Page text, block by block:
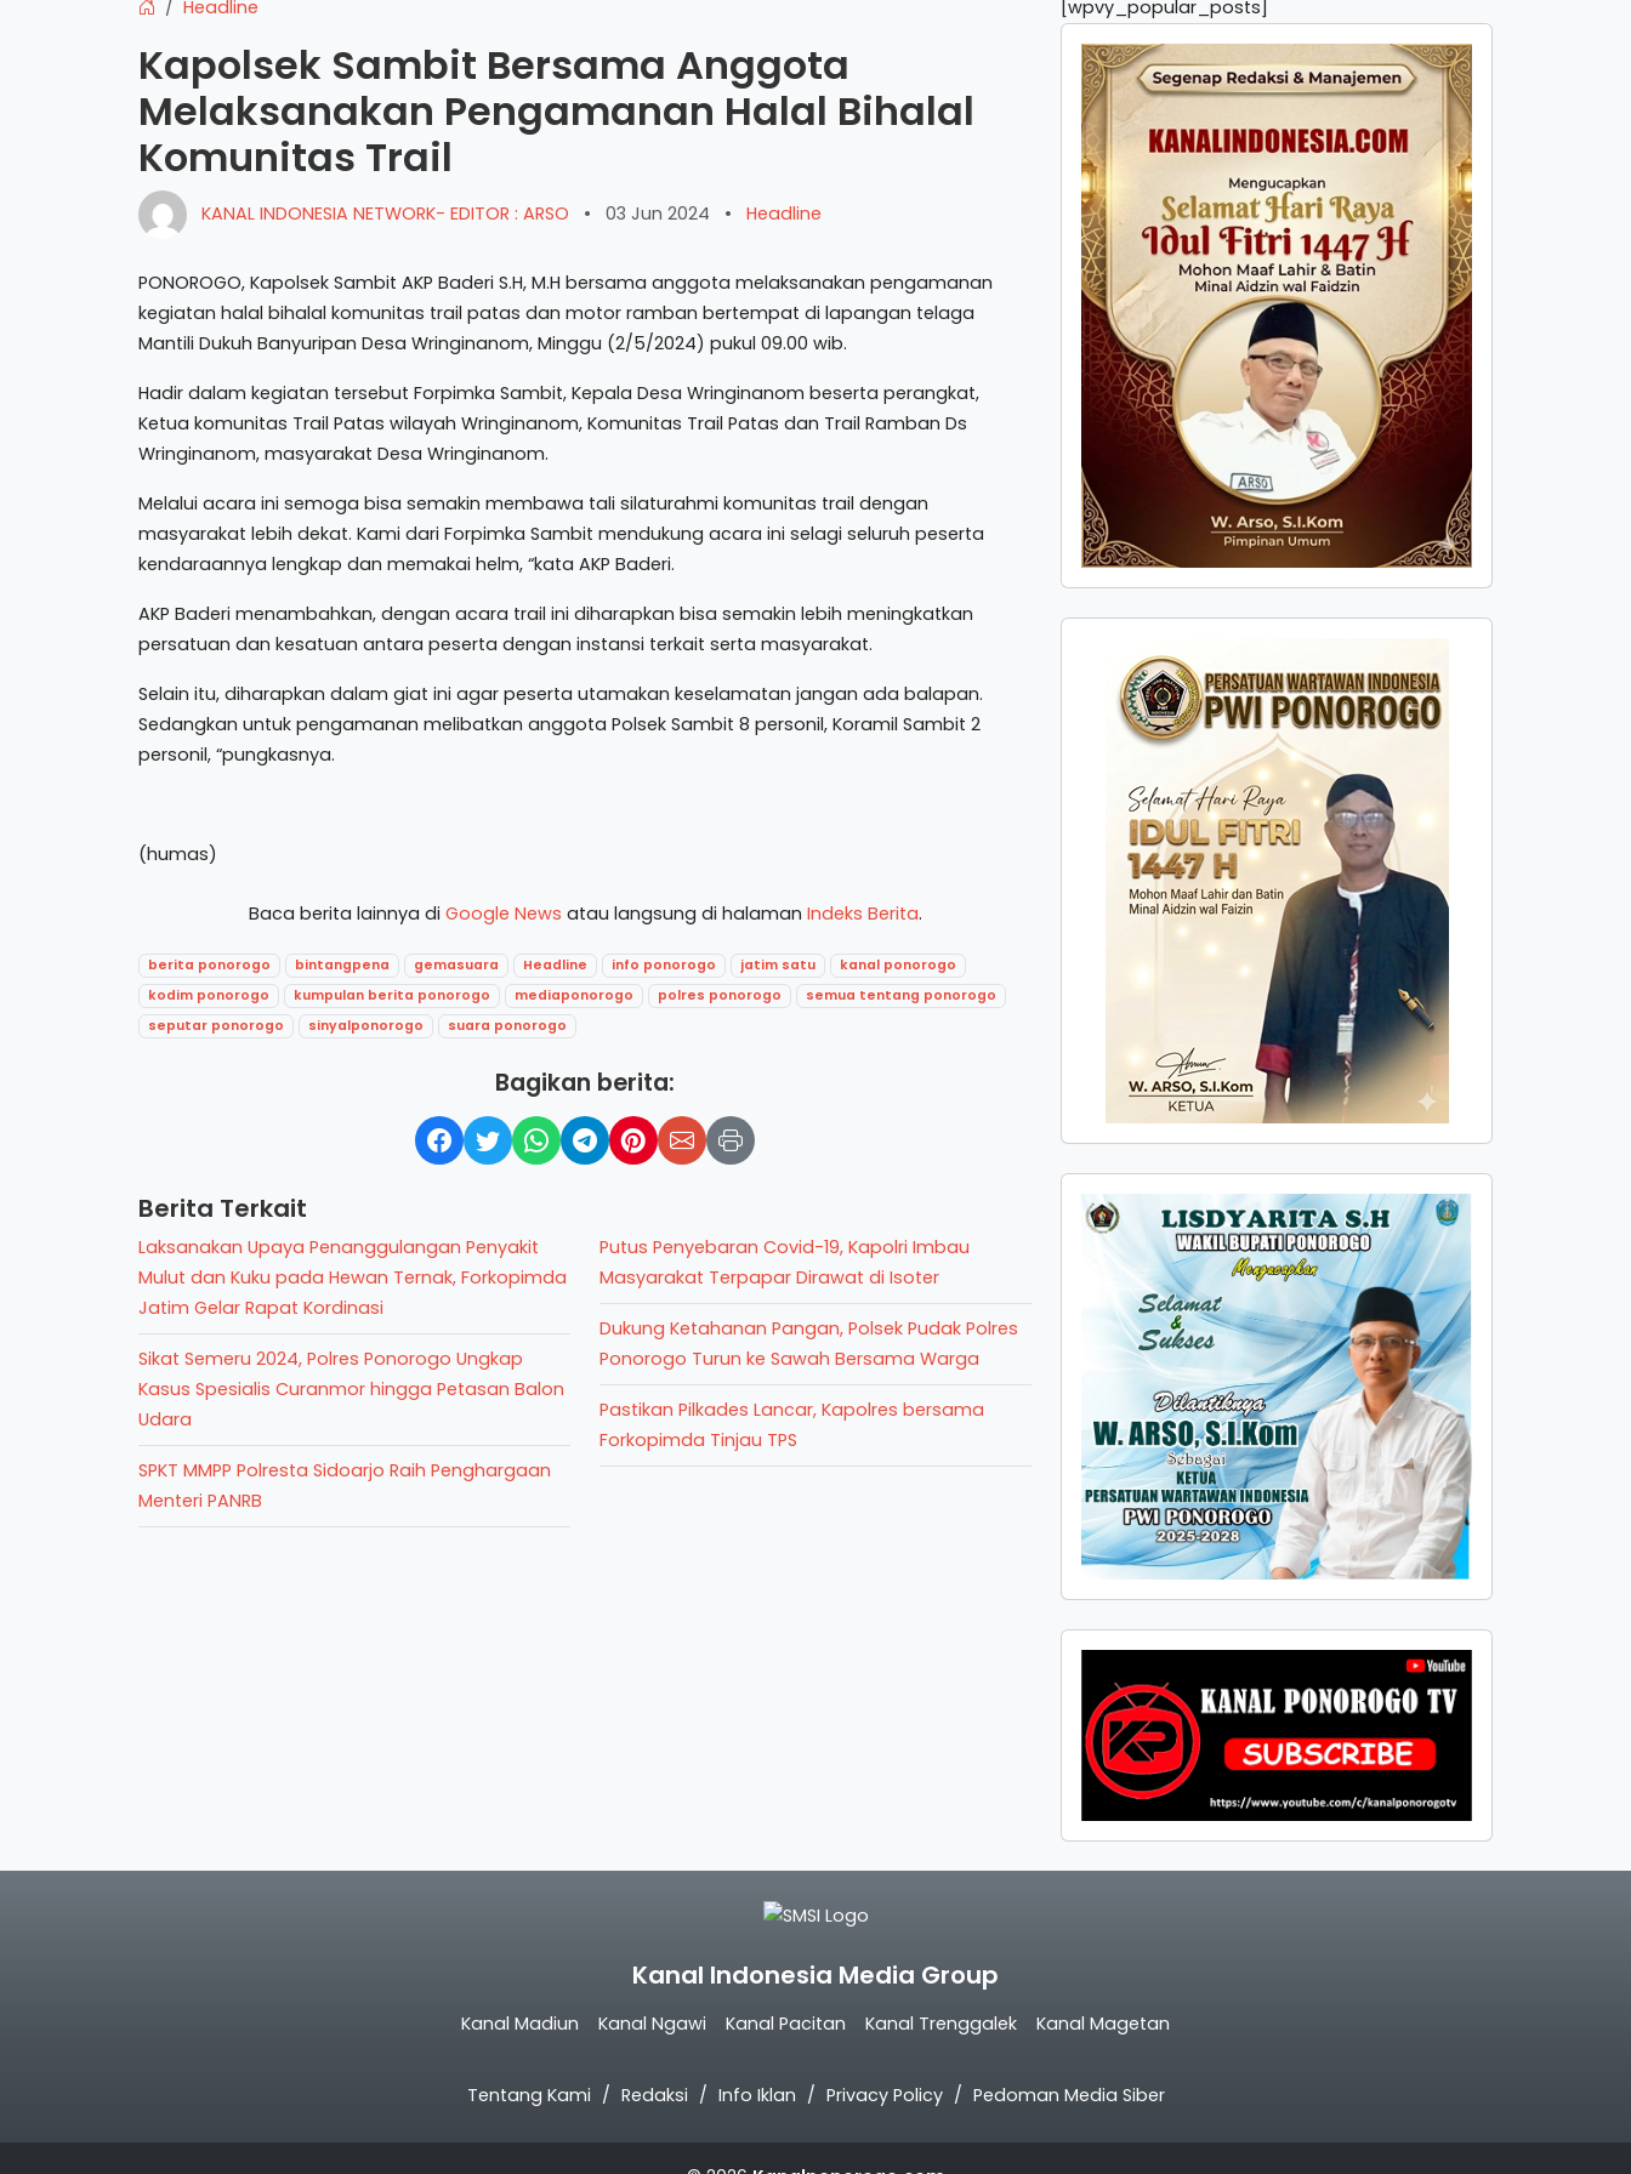
Headline
Kapolsek Sambit Bersama Anggota
Melaksanakan Pengamanan Halal Bihalal
Komunitas Trail
KANAL INDONESIA NETWORK- EDITOR : ARSO • 03 Jun 2024 • Headline
PONOROGO, Kapolsek Sambit AKP Baderi S.H, M.H bersama anggota melaksanakan pengamanan
kegiatan halal bihalal komunitas trail patas dan motor ramban bertempat di lapangan telaga
Mantili Dukuh Banyuripan Desa Wringinanom, Minggu (2/5/2024) pukul 09.00 wib.
Hadir dalam kegiatan tersebut Forpimka Sambit, Kepala Desa Wringinanom beserta perangkat,
Ketua komunitas Trail Patas wilayah Wringinanom, Komunitas Trail Patas dan Trail Ramban Ds
Wringinanom, masyarakat Desa Wringinanom.
Melalui acara ini semoga bisa semakin membawa tali silaturahmi komunitas trail dengan
masyarakat lebih dekat. Kami dari Forpimka Sambit mendukung acara ini selagi seluruh peserta
kendaraannya lengkap dan memakai helm, “kata AKP Baderi.
AKP Baderi menambahkan, dengan acara trail ini diharapkan bisa semakin lebih meningkatkan
persatuan dan kesatuan antara peserta dengan instansi terkait serta masyarakat.
Selain itu, diharapkan dalam giat ini agar peserta utamakan keselamatan jangan ada balapan.
Sedangkan untuk pengamanan melibatkan anggota Polsek Sambit 8 personil, Koramil Sambit 2
personil, “pungkasnya.
(humas)
Baca berita lainnya di Google News atau langsung di halaman Indeks Berita.
berita ponorogo bintangpena gemasuara Headline info ponorogo jatim satu
kanal ponorogo
kodim ponorogo
kumpulan berita ponorogo mediaponorogo polres ponorogo
semua tentang ponorogo
seputar ponorogo
sinyalponorogo suara ponorogo
Bagikan berita:
Berita Terkait
Laksanakan Upaya Penanggulangan Penyakit
Mulut dan Kuku pada Hewan Ternak, Forkopimda
Jatim Gelar Rapat Kordinasi
Sikat Semeru 2024, Polres Ponorogo Ungkap
Kasus Spesialis Curanmor hingga Petasan Balon
Udara
SPKT MMPP Polresta Sidoarjo Raih Penghargaan
Menteri PANRB
Putus Penyebaran Covid-19, Kapolri Imbau
Masyarakat Terpapar Dirawat di Isoter
Dukung Ketahanan Pangan, Polsek Pudak Polres
Ponorogo Turun ke Sawah Bersama Warga
Pastikan Pilkades Lancar, Kapolres bersama
Forkopimda Tinjau TPS
[wpvy_popular_posts]
Kanal Indonesia Media Group
Kanal Madiun Kanal Ngawi Kanal Pacitan Kanal Trenggalek Kanal Magetan
Tentang Kami Redaksi Info Iklan Privacy Policy Pedoman Media Siber